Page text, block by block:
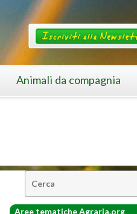
Animali da compagnia
Aree tematiche Agraria.org